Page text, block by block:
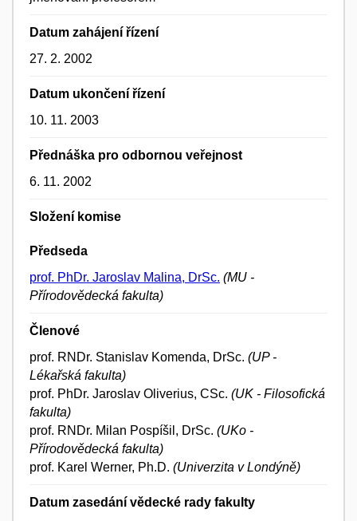
Datum zahájení řízení
27. 2. 2002
Datum ukončení řízení
10. 11. 2003
Přednáška pro odbornou veřejnost
6. 11. 2002
Složení komise
Předseda
prof. PhDr. Jaroslav Malina, DrSc. (MU -
Přírodovědecká fakulta)
Členové
prof. RNDr. Stanislav Komenda, DrSc. (UP -
Lékařská fakulta)
prof. PhDr. Jaroslav Oliverius, CSc. (UK - Filosofická
fakulta)
prof. RNDr. Milan Pospíšil, DrSc. (UKo -
Přírodovědecká fakulta)
prof. Karel Werner, Ph.D. (Univerzita v Londýně)
Datum zasedání vědecké rady fakulty